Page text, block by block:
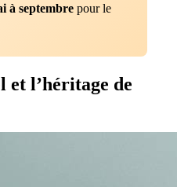
à septembre pour le
et l’héritage de